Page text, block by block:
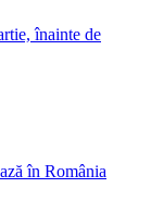
înainte de
în România